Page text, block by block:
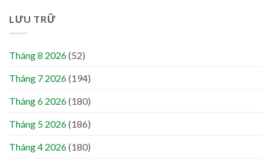
LƯU TRỮ
Tháng 8 2026(52)
Tháng 7 2026(194)
Tháng 6 2026(180)
Tháng 5 2026(186)
Tháng 4 2026(180)